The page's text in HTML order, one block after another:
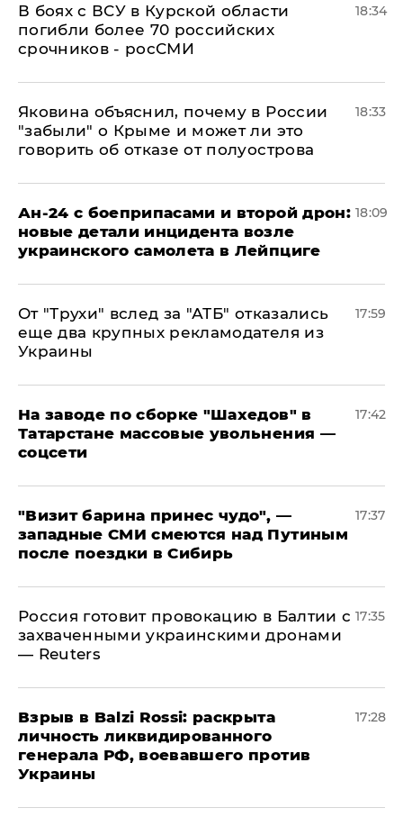
В боях с ВСУ в Курской области
погибли более 70 российских
срочников - росСМИ
18:34
Яковина объяснил, почему в России
"забыли" о Крыме и может ли это
говорить об отказе от полуострова
18:33
Ан-24 с боеприпасами и второй дрон:
новые детали инцидента возле
украинского самолета в Лейпциге
18:09
От "Трухи" вслед за "АТБ" отказались
еще два крупных рекламодателя из
Украины
17:59
На заводе по сборке "Шахедов" в
Татарстане массовые увольнения —
соцсети
17:42
"Визит барина принес чудо", —
западные СМИ смеются над Путиным
после поездки в Сибирь
17:37
​Россия готовит провокацию в Балтии с
захваченными украинскими дронами
— Reuters
17:35
​Взрыв в Balzi Rossi: раскрыта
личность ликвидированного
генерала РФ, воевавшего против
Украины
17:28